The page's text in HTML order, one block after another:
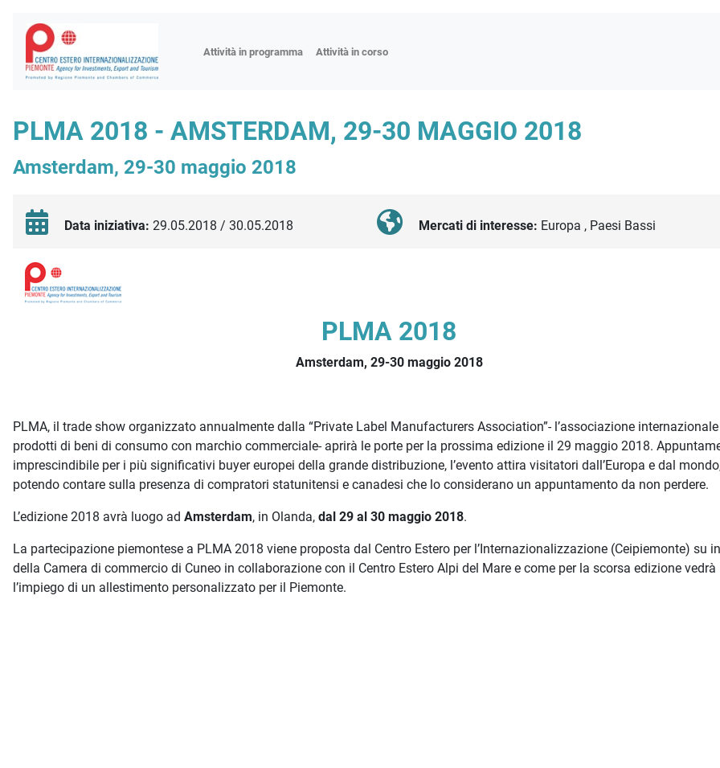
Attività in programma Attività in corso
Fiere
Workshop
Focus settoriali
PLMA 2018 - AMSTERDAM, 29-30 MAGGIO 2018
Amsterdam, 29-30 maggio 2018
Data iniziativa: 29.05.2018 / 30.05.2018 Mercati di interesse: Europa , Paesi Bassi
PLMA 2018
Amsterdam, 29-30 maggio 2018
PLMA, il trade show organizzato annualmente dalla “Private Label Manufacturers Association”- l’associazione
prodotti di beni di consumo con marchio commerciale- aprirà le porte per la prossima edizione il 29 maggio 2018.
imprescindibile per i più significativi buyer europei della grande distribuzione, l’evento attira visitatori dall’Europa e dal
potendo contare sulla presenza di compratori statunitensi e canadesi che lo considerano un appuntamento da non perdere.
L’edizione 2018 avrà luogo ad Amsterdam, in Olanda, dal 29 al 30 maggio 2018.
La partecipazione piemontese a PLMA 2018 viene proposta dal Centro Estero per l’Internazionalizzazione (Ceipiemonte) su
della Camera di commercio di Cuneo in collaborazione con il Centro Estero Alpi del Mare e come per la scorsa edizione vedrà
l’impiego di un allestimento personalizzato per il Piemonte.